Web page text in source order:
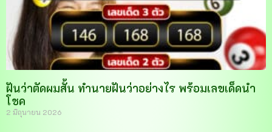
ฝันว่าตัดผมสั้น ทำนายฝันว่าอย่างไร พร้อมเลขเด็ดนำ
โชค
2 มิถุนายน 2026